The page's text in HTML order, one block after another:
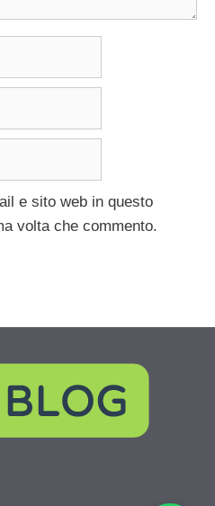
e sito web in questo
volta che commento.